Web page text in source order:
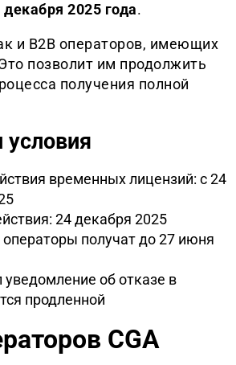
декабря 2025 года.
и B2B операторов, имеющих
позволит им продолжить
получения полной
временных лицензий: с 24
24 декабря 2025
получат до 27 июня
уведомление об отказе в
продленной
CGA